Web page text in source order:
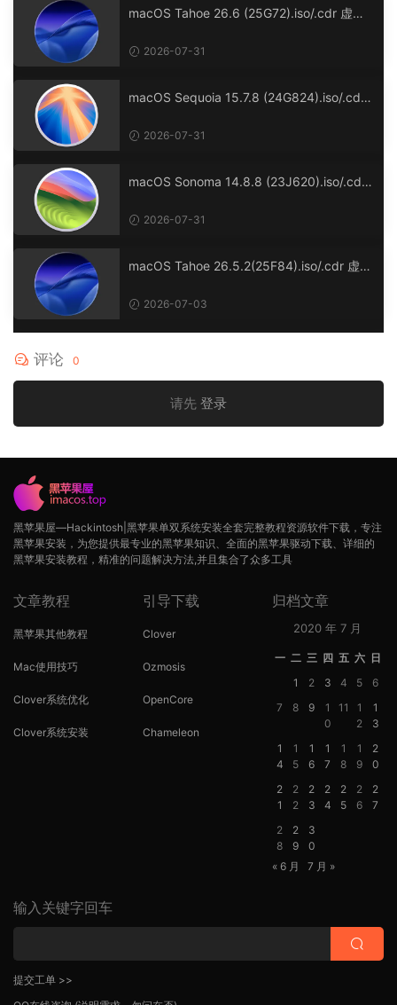
macOS Tahoe 26.6 (25G72).iso/.cdr 虚拟
2026-07-31
macOS Sequoia 15.7.8 (24G824).iso/.cdr
2026-07-31
macOS Sonoma 14.8.8 (23J620).iso/.cdr
2026-07-31
macOS Tahoe 26.5.2(25F84).iso/.cdr 虚拟
2026-07-03
评论 0
请先 登录
黑苹果屋—Hackintosh|黑苹果单双系统安装全套完整教程资源软件下载，专注
黑苹果安装，为您提供最专业的黑苹果知识、全面的黑苹果驱动下载、详细的
黑苹果安装教程，精准的问题解决方法,并且集合了众多工具
文章教程
黑苹果其他教程
Mac使用技巧
Clover系统优化
Clover系统安装
引导下载
Clover
Ozmosis
OpenCore
Chameleon
归档文章
2020 年 7 月
一 二 三 四 五 六 日
1
2 3 4 5
6
7
8 9
1
0
11
1
2
1
3
1
4
1
5
1
6
1
7
1
8
1
9
2
0
2
1
2
2
2
3
2
4
2
5
2
6
2
7
2
8
2
9
3
0
« 6 月
7 月 »
输入关键字回车
提交工单 >>